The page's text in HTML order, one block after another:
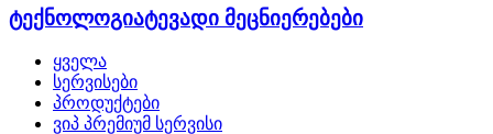
ტექნოლოგიატევადი მეცნიერებები
ყველა
სერვისები
პროდუქტები
ვიპ პრემიუმ სერვისი